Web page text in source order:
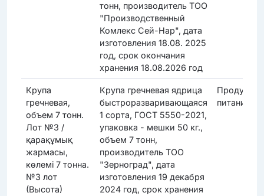
тонн, производитель ТОО
"Производственный
Комлекс Сей-Нар", дата
изготовления 18.08. 2025
год, срок окончания
хранения 18.08.2026 год
Крупа
гречневая,
объем 7 тонн.
Лот №3 /
қарақұмық
жармасы,
көлемі 7 тонна.
№3 лот
(Высота)
Крупа гречневая ядрица
быстроразваривающаяся
1 сорта, ГОСТ 5550-2021,
упаковка - мешки 50 кг.,
объем 7 тонн,
производитель ТОО
"Зерноград", дата
изготовления 19 декабря
2024 год, срок хранения
Продукты
питания